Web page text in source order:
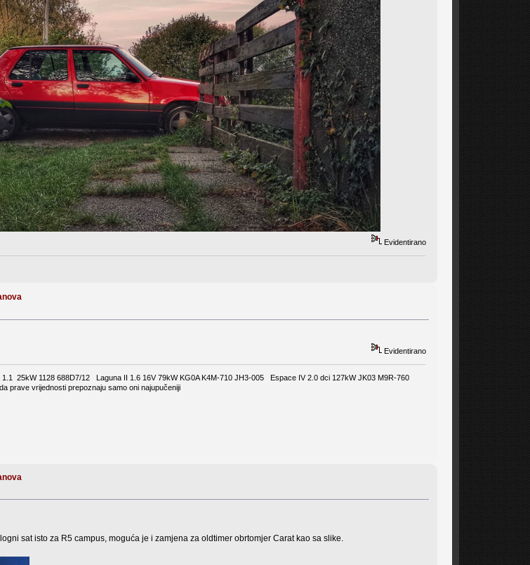
Evidentirano
Evidentirano
25kW 1128 688D7/12 Laguna II 1.6 16V 79kW KG0A K4M-710 JH3-005 Espace IV 2.0 dci 127kW JK03 M9R-760
prave vrijednosti prepoznaju samo oni najupučeniji
sat isto za R5 campus, moguća je i zamjena za oldtimer obrtomjer Carat kao sa slike.